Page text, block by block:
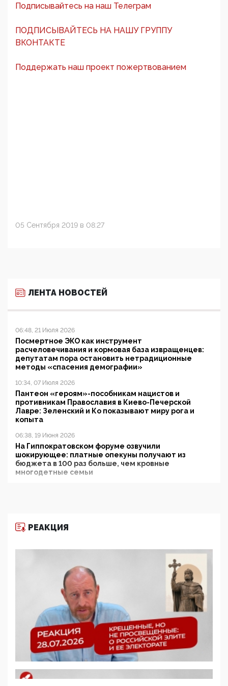
Подписывайтесь на наш Телеграм
ПОДПИСЫВАЙТЕСЬ НА НАШУ ГРУППУ
ВКОНТАКТЕ
Поддержать наш проект пожертвованием
05 Сентября 2019 в 08:27
ЛЕНТА НОВОСТЕЙ
06:48, 21 Июля 2026
Посмертное ЭКО как инструмент
расчеловечивания и кормовая база извращенцев:
депутатам пора остановить нетрадиционные
методы «спасения демографии»
10:34, 07 Июля 2026
Пантеон «героям»-пособникам нацистов и
противникам Православия в Киево-Печерской
Лавре: Зеленский и Ко показывают миру рога и
копыта
06:38, 19 Июня 2026
На Гиппократовском форуме озвучили
шокирующее: платные опекуны получают из
бюджета в 100 раз больше, чем кровные
многодетные семьи
11:53, 09 Июня 2026
деятельность ИИТО ЮНЕСКО в России, но
цифроглобалисты продолжают определять
повестку в образовании
09:43, 01 Июня 2026
5G за счет здоровья граждан: Минцифры намерено
отобрать у регионов и муниципалитетов право
защищать жилые дома и социальные объекты от
05:58, 26 Мая 2026
Роскомнадзор освободили от борца с
деструктивным и опасным контентом
07:39, 25 Мая 2026
РЕАКЦИЯ